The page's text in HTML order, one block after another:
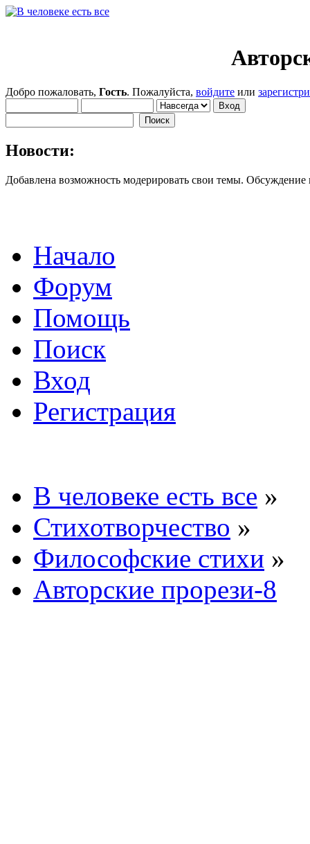
Добро пожаловать, Гость. Пожалуйста, войдите или
Новости:
Добавлена возможность модерировать свои темы.
Начало
Форум
Помощь
Поиск
Вход
Регистрация
В человеке есть все »
Стихотворчество »
Философские стихи »
Авторские прорези-8